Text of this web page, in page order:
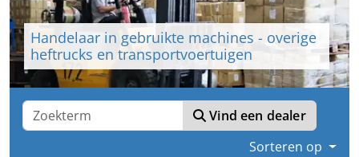
Handelaar in gebruikte machines - overige
heftrucks en transportvoertuigen
Vind een dealer
Sorteren op